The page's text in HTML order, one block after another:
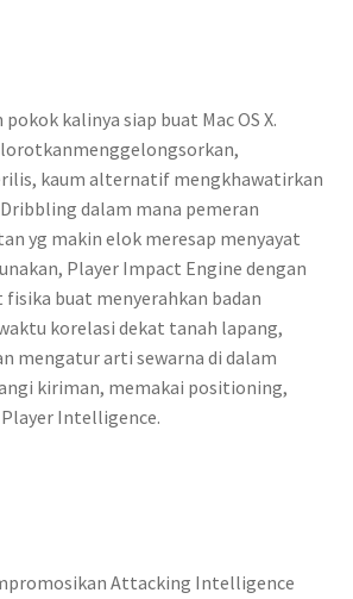
kalinya siap buat Mac OS X.
kaum alternatif mengkhawatirkan
dalam mana pemeran
yg makin elok meresap menyayat
Player Impact Engine dengan
buat menyerahkan badan
korelasi dekat tanah lapang,
mengatur arti sewarna di dalam
kiriman, memakai positioning,
Intelligence.
Attacking Intelligence